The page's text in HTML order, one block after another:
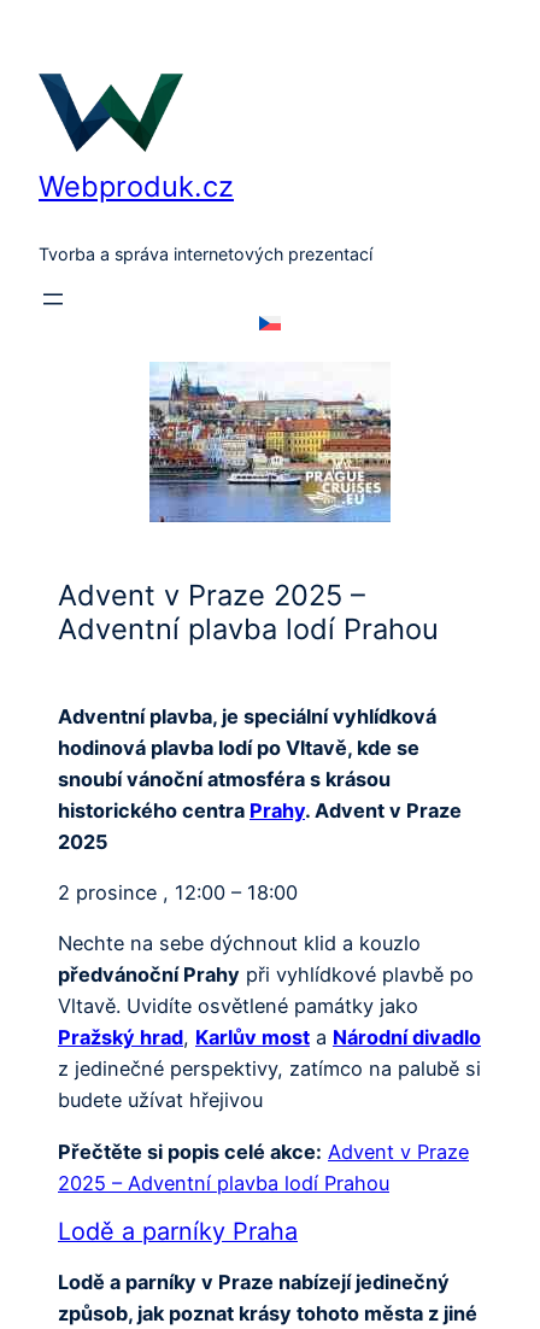
obsah
Webproduk.cz
Tvorba a správa internetových prezentací
Advent v Praze 2025 –
Adventní plavba lodí Prahou
Adventní plavba, je speciální vyhlídková
hodinová plavba lodí po Vltavě, kde se
snoubí vánoční atmosféra s krásou
historického centra Prahy. Advent v Praze
2025
2 prosince , 12:00 – 18:00
Nechte na sebe dýchnout klid a kouzlo
předvánoční Prahy při vyhlídkové plavbě po
Vltavě. Uvidíte osvětlené památky jako
Pražský hrad, Karlův most a Národní divadlo
z jedinečné perspektivy, zatímco na palubě si
budete užívat hřejivou
Přečtěte si popis celé akce: Advent v Praze
2025 – Adventní plavba lodí Prahou
Lodě a parníky Praha
Lodě a parníky v Praze nabízejí jedinečný
způsob, jak poznat krásy tohoto města z jiné